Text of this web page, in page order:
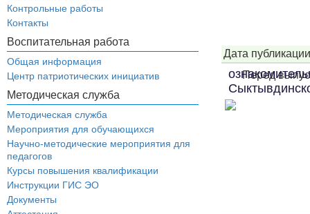
Контрольные работы
Контакты
Воспитательная работа
Общая информация
Центр патриотических инициатив
Методическая служба
Методическая служба
Мероприятия для обучающихся
Научно-методические мероприятия для
педагогов
Курсы повышения квалификации
Инструкции ГИС ЭО
Документы
Перед
Дата